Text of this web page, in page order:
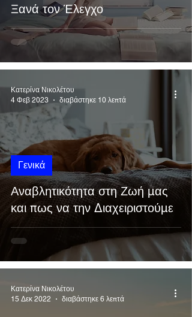
Ξανά τον Έλεγχο
Αναβλητικότητα στη Ζωή μας
και πως να την Διαχειριστούμε
Γενικά
Κατερίνα Νικολέτου
4 Φεβ 2023
διαβάστηκε 10 λεπτά
Κατερίνα Νικολέτου
15 Δεκ 2022
διαβάστηκε 6 λεπτά